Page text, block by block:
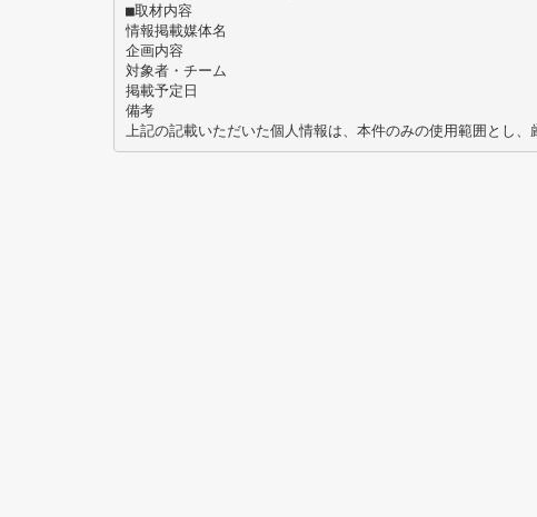
■取材内容
情報掲載媒体名
企画内容
対象者・チーム
掲載予定日
備考